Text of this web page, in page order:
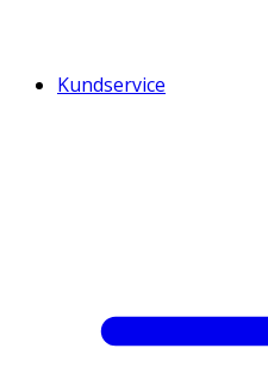
Kundservice